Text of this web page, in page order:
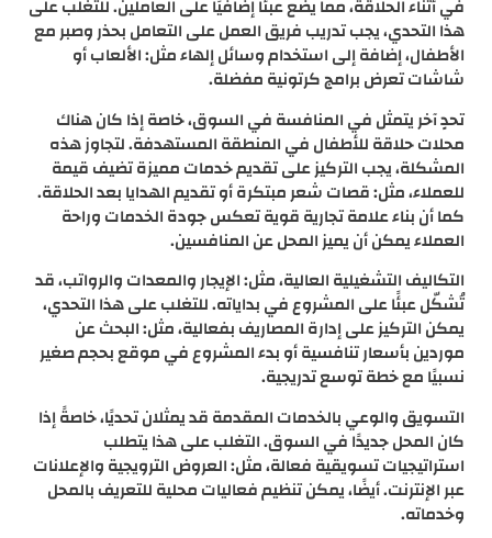
في أثناء الحلاقة، مما يضع عبئًا إضافيًا على العاملين. للتغلب على
هذا التحدي، يجب تدريب فريق العمل على التعامل بحذر وصبر مع
الأطفال، إضافة إلى استخدام وسائل إلهاء مثل: الألعاب أو
شاشات تعرض برامج كرتونية مفضلة.
تحدٍ آخر يتمثل في المنافسة في السوق، خاصة إذا كان هناك
محلات حلاقة للأطفال في المنطقة المستهدفة. لتجاوز هذه
المشكلة، يجب التركيز على تقديم خدمات مميزة تضيف قيمة
للعملاء، مثل: قصات شعر مبتكرة أو تقديم الهدايا بعد الحلاقة.
كما أن بناء علامة تجارية قوية تعكس جودة الخدمات وراحة
العملاء يمكن أن يميز المحل عن المنافسين.
التكاليف التشغيلية العالية، مثل: الإيجار والمعدات والرواتب، قد
تُشكّل عبئًا على المشروع في بداياته. للتغلب على هذا التحدي،
يمكن التركيز على إدارة المصاريف بفعالية، مثل: البحث عن
موردين بأسعار تنافسية أو بدء المشروع في موقع بحجم صغير
نسبيًا مع خطة توسع تدريجية.
التسويق والوعي بالخدمات المقدمة قد يمثلان تحديًا، خاصةً إذا
كان المحل جديدًا في السوق. التغلب على هذا يتطلب
استراتيجيات تسويقية فعالة، مثل: العروض الترويجية والإعلانات
عبر الإنترنت. أيضًا، يمكن تنظيم فعاليات محلية للتعريف بالمحل
وخدماته.